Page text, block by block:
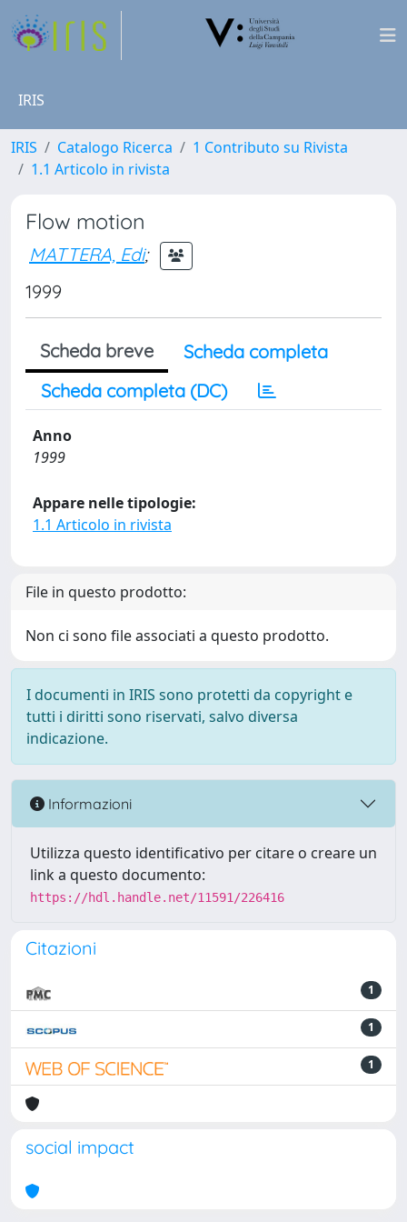
IRIS
IRIS Catalogo Ricerca
1 Contributo su Rivista
1.1 Articolo in rivista
Flow motion
MATTERA, Edi;
1999
Scheda breve
Scheda completa
Scheda completa (DC)
Anno
1999
Appare nelle tipologie:
1.1 Articolo in rivista
File in questo prodotto:
Non ci sono file associati a questo prodotto.
I documenti in IRIS sono protetti da copyright e
tutti i diritti sono riservati, salvo diversa
indicazione.
Informazioni
Utilizza questo identificativo per citare o creare un
link a questo documento:
https://hdl.handle.net/11591/226416
Citazioni
1
1
1
social impact